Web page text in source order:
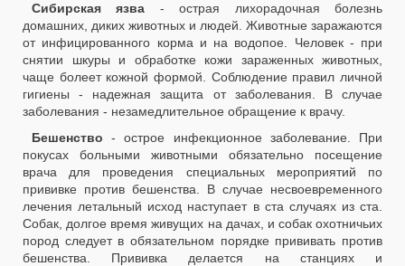
Сибирская язва - острая лихорадочная болезнь
домашних, диких животных и людей. Животные заражаются
от инфицированного корма и на водопое. Человек - при
снятии шкуры и обработке кожи зараженных животных,
чаще болеет кожной формой. Соблюдение правил личной
гигиены - надежная защита от заболевания. В случае
заболевания - незамедлительное обращение к врачу.
Бешенство - острое инфекционное заболевание. При
покусах больными животными обязательно посещение
врача для проведения специальных мероприятий по
прививке против бешенства. В случае несвоевременного
лечения летальный исход наступает в ста случаях из ста.
Собак, долгое время живущих на дачах, и собак охотничьих
пород следует в обязательном порядке прививать против
бешенства. Прививка делается на станциях и